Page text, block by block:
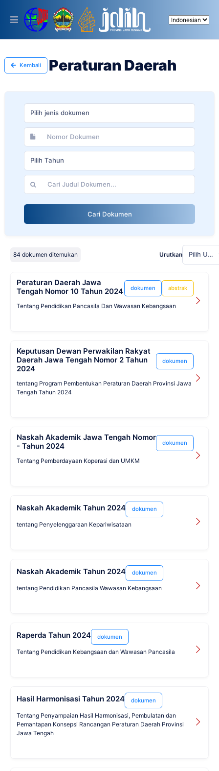
This
includes
accessibility
system.Kembali Peraturan Daerah
Pilih jenis dokumen
Pilih Tahun
Cari Dokumen
84 dokumen ditemukan Urutkan Pilih Urutan
Peraturan Daerah Jawa
Tengah Nomor 10 Tahun 2024
dokumen abstrak
Tentang Pendidikan Pancasila Dan Wawasan Kebangsaan
Keputusan Dewan Perwakilan Rakyat
Daerah Jawa Tengah Nomor 2 Tahun
2024
dokumen
tentang Program Pembentukan Peraturan Daerah Provinsi Jawa
Tengah Tahun 2024
Naskah Akademik Jawa Tengah Nomor
- Tahun 2024
dokumen
Tentang Pemberdayaan Koperasi dan UMKM
Naskah Akademik Tahun 2024 dokumen
tentang Penyelenggaraan Kepariwisataan
Naskah Akademik Tahun 2024 dokumen
tentang Pendidikan Pancasila Wawasan Kebangsaan
Raperda Tahun 2024 dokumen
Tentang Pendidikan Kebangsaan dan Wawasan Pancasila
Hasil Harmonisasi Tahun 2024 dokumen
Tentang Penyampaian Hasil Harmonisasi, Pembulatan dan
Pemantapan Konsepsi Rancangan Peraturan Daerah Provinsi
Jawa Tengah